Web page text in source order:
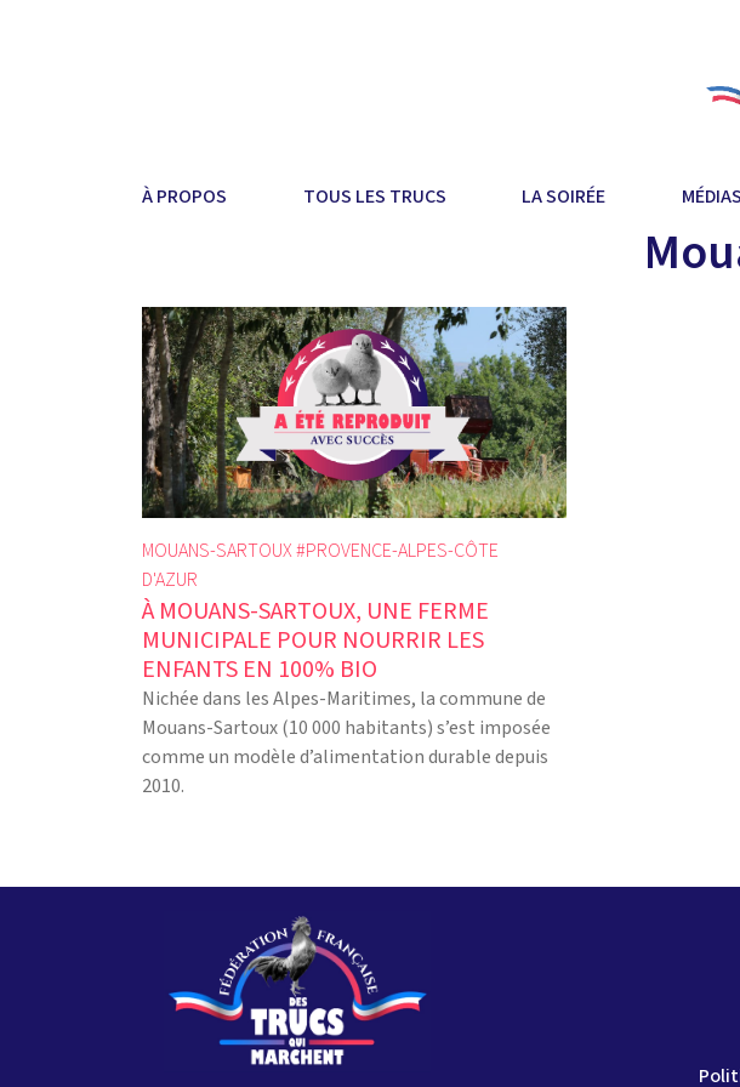
À PROPOS TOUS LES TRUCS LA SOIRÉE MÉDIAS
MOUANS-SARTOUX #PROVENCE-ALPES-CÔTE
D'AZUR
À MOUANS-SARTOUX, UNE FERME
MUNICIPALE POUR NOURRIR LES
ENFANTS EN 100% BIO
Nichée dans les Alpes-Maritimes, la commune de
Mouans-Sartoux (10 000 habitants) s’est imposée
comme un modèle d’alimentation durable depuis
2010.